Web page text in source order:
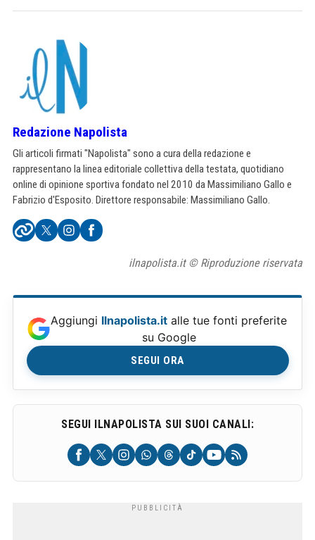
Redazione Napolista
Gli articoli firmati "Napolista" sono a cura della redazione e
rappresentano la linea editoriale collettiva della testata, quotidiano
online di opinione sportiva fondato nel 2010 da Massimiliano Gallo e
Fabrizio d'Esposito. Direttore responsabile: Massimiliano Gallo.
ilnapolista.it © Riproduzione riservata
Aggiungi Ilnapolista.it alle tue fonti preferite
su Google
SEGUI ORA
SEGUI ILNAPOLISTA SUI SUOI CANALI: